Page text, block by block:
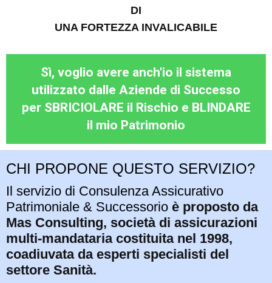
DI
UNA FORTEZZA INVALICABILE
Sì, voglio avere anch'io il sistema
utilizzato dalle Aziende di Successo
per SBRICIOLARE il Rischio e BLINDARE
il mio Patrimonio
CHI PROPONE QUESTO SERVIZIO?
Il servizio di Consulenza Assicurativo
Patrimoniale & Successorio è proposto da
Mas Consulting, società di assicurazioni
multi-mandataria costituita nel 1998,
coadiuvata da esperti specialisti del
settore Sanità.